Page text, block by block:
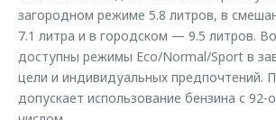
загородном режиме 5.8 литров, в
7.1 литра и в городском — 9.5 литров.
доступны режимы Eco/Normal/Sport в
цели и индивидуальных предпочтений.
допускает использование бензина с